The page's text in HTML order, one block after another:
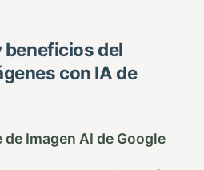
del
con IA de
Imagen AI de Google